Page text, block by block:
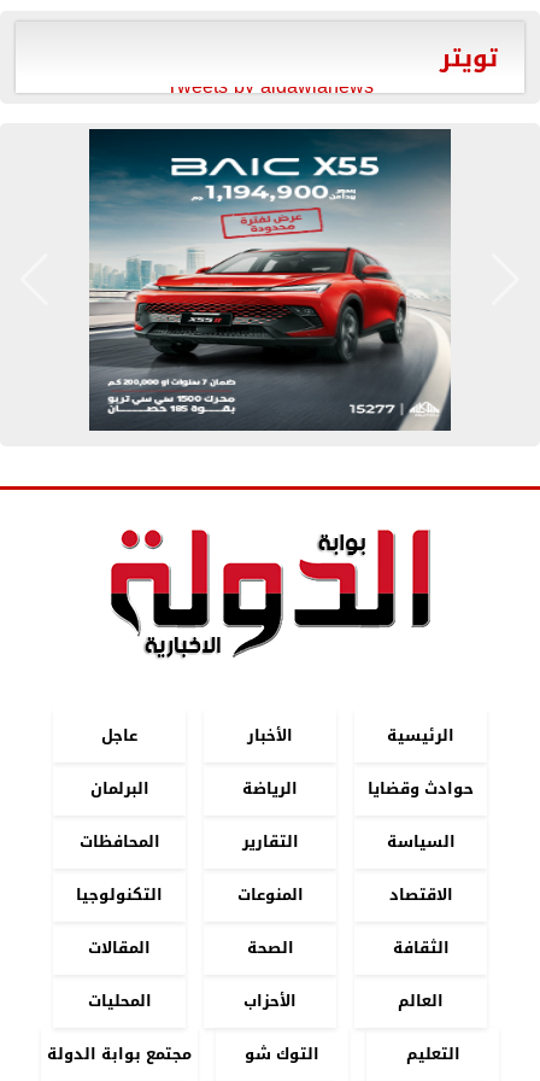
تويتر
Tweets by aldawlanews
الرئيسية الأخبار
عاجل
حوادث وقضايا
الرياضة
البرلمان
السياسة
التقارير
المحافظات
الاقتصاد
المنوعات
التكنولوجيا
الثقافة
الصحة
المقالات
العالم
الأحزاب
المحليات
التعليم
التوك شو مجتمع بوابة الدولة